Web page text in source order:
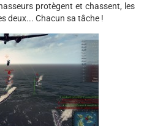
protègent et chassent, les
deux... Chacun sa tâche !